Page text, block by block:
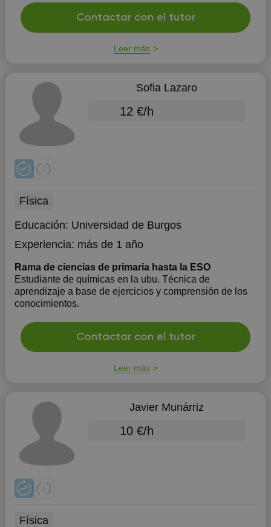
Contactar con el tutor
Leer más
Sofia Lazaro
12 €/h
Física
Educación: Universidad de Burgos
Experiencia: más de 1 año
Rama de ciencias de primaria hasta la ESO
Estudiante de químicas en la ubu. Técnica de
aprendizaje a base de ejercicios y comprensión de los
conocimientos.
Contactar con el tutor
Leer más
Javier Munárriz
10 €/h
Física